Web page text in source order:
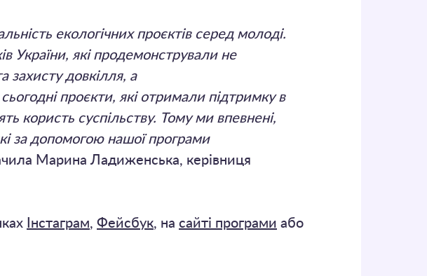
екологічних проєктів серед молоді.
України, які продемонстрували не
захисту довкілля, а
проєкти, які отримали підтримку в
користь суспільству. Тому ми впевнені,
за допомогою нашої програми
Марина Ладиженська, керівниця
Інстаграм, Фейсбук, на сайті програми або